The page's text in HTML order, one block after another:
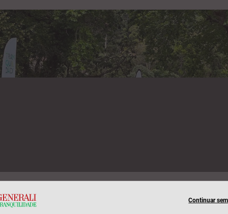
volta a apoiar os concertos organizados
Continuar